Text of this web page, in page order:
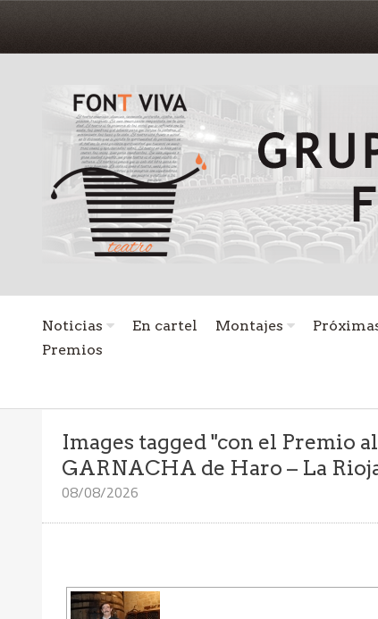
Noticias En cartel Montajes
Premios
Images tagged "con el Premio
GARNACHA de Haro – La
08/08/2026